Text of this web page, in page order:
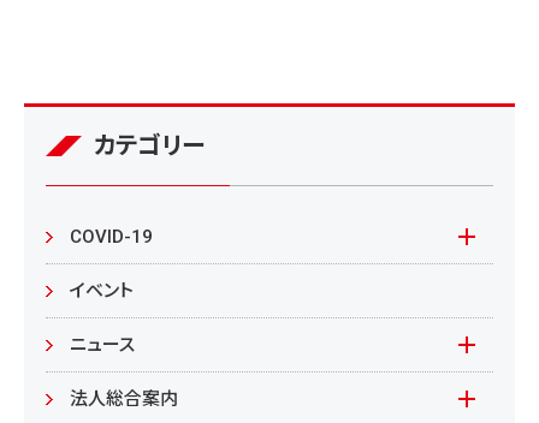
カテゴリー
COVID-19
本学の対応
在学生の皆様へ
来学される皆様へ
イベント
ニュース
報道資料
法人総合案内